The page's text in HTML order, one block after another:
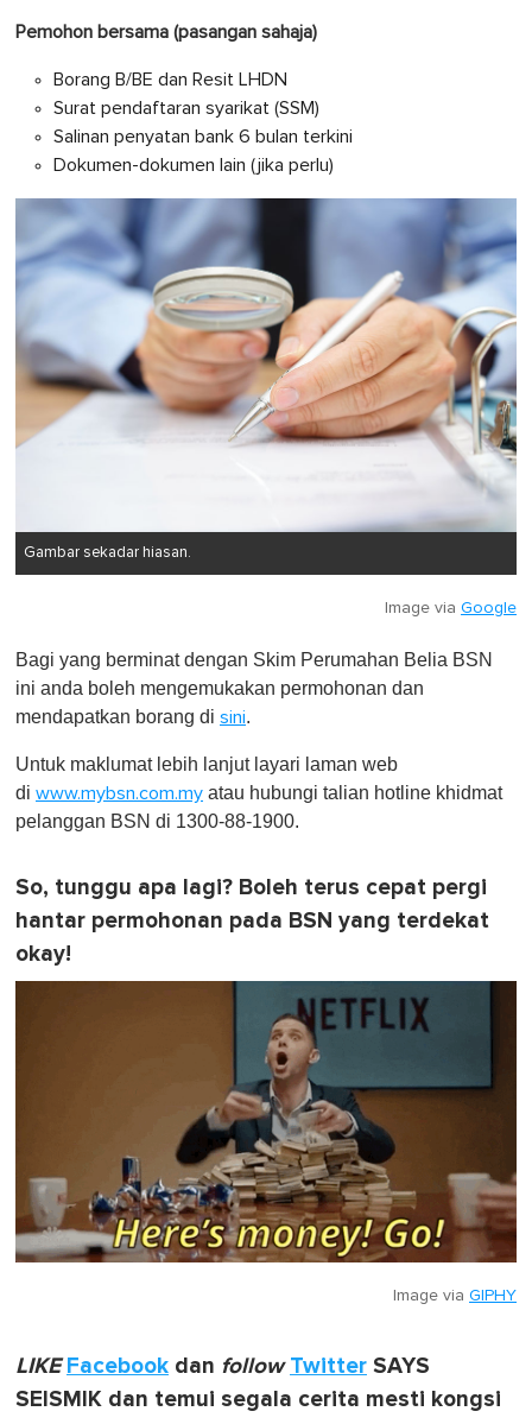
Pemohon bersama (pasangan sahaja)
Borang B/BE dan Resit LHDN
Surat pendaftaran syarikat (SSM)
Salinan penyatan bank 6 bulan terkini
Dokumen-dokumen lain (jika perlu)
Gambar sekadar hiasan.
Image via Google
Bagi yang berminat dengan Skim Perumahan Belia BSN
ini anda boleh mengemukakan permohonan dan
mendapatkan borang di sini.
Untuk maklumat lebih lanjut layari laman web
di www.mybsn.com.my atau hubungi talian hotline khidmat
pelanggan BSN di 1300-88-1900.
So, tunggu apa lagi? Boleh terus cepat pergi
hantar permohonan pada BSN yang terdekat
okay!
Image via GIPHY
LIKE Facebook dan follow Twitter SAYS
SEISMIK dan temui segala cerita mesti kongsi